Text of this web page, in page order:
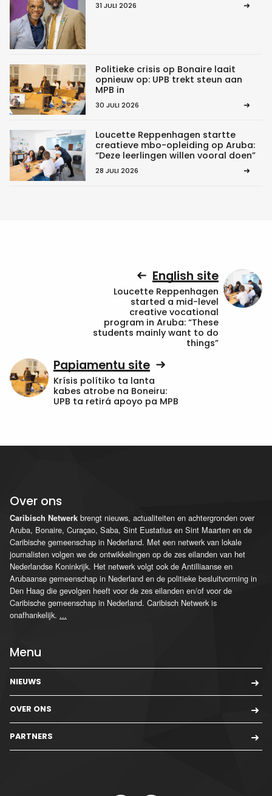
31 JULI 2026
Politieke crisis op Bonaire laait
opnieuw op: UPB trekt steun aan
MPB in
30 JULI 2026
Loucette Reppenhagen startte
creatieve mbo-opleiding op Aruba:
“Deze leerlingen willen vooral doen”
28 JULI 2026
English site
Loucette Reppenhagen
started a mid-level
creative vocational
program in Aruba: “These
students mainly want to do
things”
Papiamentu site
Krísis polítiko ta lanta
kabes atrobe na Boneiru:
UPB ta retirá apoyo pa MPB
Over ons
Caribisch Netwerk brengt nieuws, actualiteiten en achtergronden over
Aruba, Bonaire, Curaçao, Saba, Sint Eustatius en Sint Maarten en de
Caribische gemeenschap in Nederland. Met een netwerk van lokale
journalisten volgen we de ontwikkelingen op de zes eilanden van het
Nederlandse Koninkrijk. Het netwerk volgt ook de Antilliaanse en
Arubaanse gemeenschap in Nederland en de politieke besluitvorming in
Den Haag die gevolgen heeft voor de zes eilanden en/of voor de
Caribische gemeenschap in Nederland. Caribisch Netwerk is
onafhankelijk. ...
Menu
NIEUWS
OVER ONS
PARTNERS